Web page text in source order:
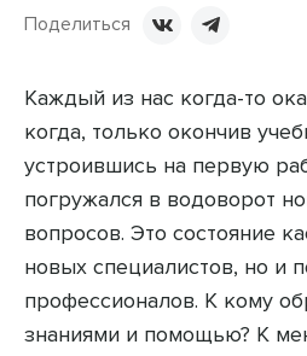
Поделиться
Каждый из нас когда-то
когда, только окончив
устроившись на первую
погружался в водоворот
вопросов. Это состояние
новых специалистов, но и
профессионалов. К кому
знаниями и помощью? К